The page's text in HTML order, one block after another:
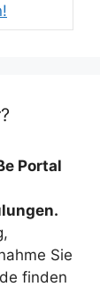
Portal
Sie
finden